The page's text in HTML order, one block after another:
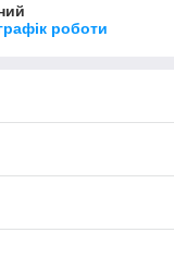
роботи